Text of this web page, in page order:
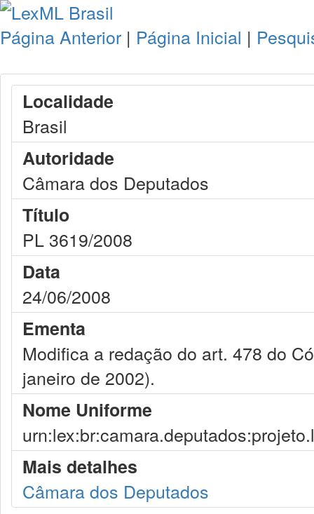
Página Anterior | Página Inicial |
Localidade
Brasil
Autoridade
Câmara dos Deputados
Título
PL 3619/2008
Data
24/06/2008
Ementa
Modifica a redação do art. 478 do
janeiro de 2002).
Nome Uniforme
Mais detalhes
Câmara dos Deputados